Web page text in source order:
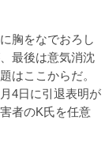
胸をなでおろし
最後は意気消沈
はここからだ。
4日に引退表明が
者のK氏を任意